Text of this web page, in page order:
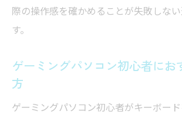
ゲーミングパソコン初心者に
ル紹介
パソコン生活
際の操作感を確かめることが失敗しな
す。
ゲーミングパソコン初心者にお
方
ゲーミングパソコン初心者がキーボー